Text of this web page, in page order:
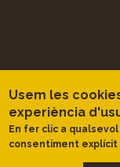
Usem les
experiència
En fer clic a
consentiment